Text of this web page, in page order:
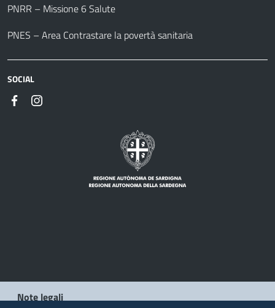
PNRR – Missione 6 Salute
PNES – Area Contrastare la povertà sanitaria
SOCIAL
Note legali